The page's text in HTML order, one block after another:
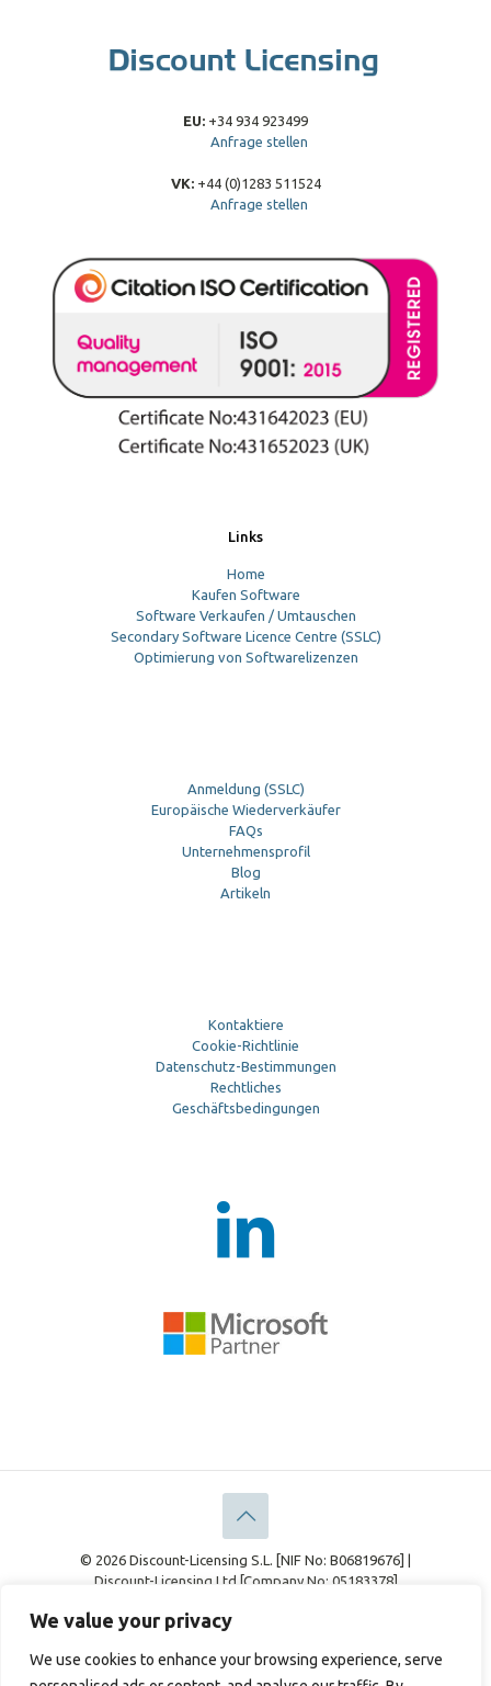
We value your privacy
We use cookies to enhance your browsing experience, serve
EU: +34 934 923499
Anfrage stellen
VK:+44 (0)1283 511524
Anfrage stellen
Links
Home
Kaufen Software
Software Verkaufen / Umtauschen
Secondary Software Licence Centre (SSLC)
Optimierung von Softwarelizenzen
Anmeldung (SSLC)
Europäische Wiederverkäufer
FAQs
Unternehmensprofil
Blog
Artikeln
Kontaktiere
Cookie-Richtlinie
Datenschutz-Bestimmungen
Rechtliches
Geschäftsbedingungen
© 2026 Discount-Licensing S.L. [NIF No: B06819676] |
Discount-Licensing Ltd [Company No: 05183378]
Cookie-Richtlinie